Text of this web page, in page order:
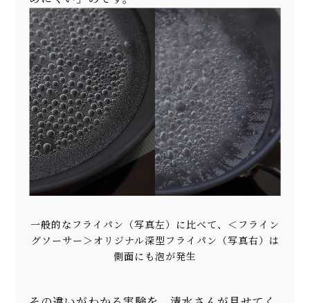
一般的なフライパン（写真左）に比べて、＜フライン
グソーサー＞オリジナル深型フライパン（写真右）は
側面にも泡が発生